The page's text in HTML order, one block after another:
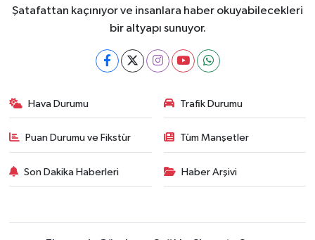
Şatafattan kaçınıyor ve insanlara haber okuyabilecekleri
bir altyapı sunuyor.
Hava Durumu Trafik Durumu
Puan Durumu ve Fikstür Tüm Manşetler
Son Dakika Haberleri Haber Arşivi